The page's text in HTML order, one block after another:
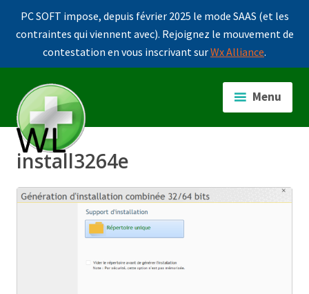
PC SOFT impose, depuis février 2025 le mode SAAS (et les
contraintes qui viennent avec). Rejoignez le mouvement de
contestation en vous inscrivant surWx Alliance.
contenu
principal
Menu
install3264e